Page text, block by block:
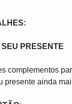
PRESENTE
presente ainda